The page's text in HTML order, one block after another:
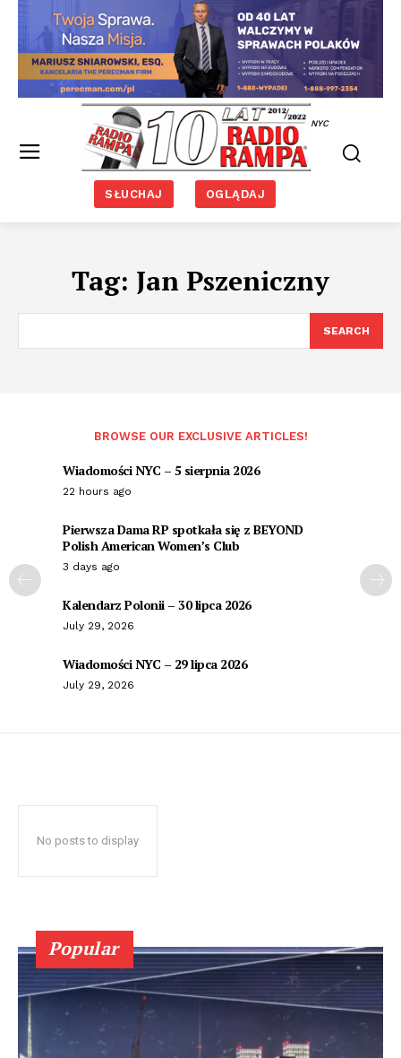
NYC
SŁUCHAJ OGLĄDAJ
Tag: Jan Pszeniczny
SEARCH
BROWSE OUR EXCLUSIVE ARTICLES!
Wiadomości NYC – 5 sierpnia 2026
22 hours ago
Pierwsza Dama RP spotkała się z BEYOND
Polish American Women’s Club
3 days ago
Kalendarz Polonii – 30 lipca 2026
July 29, 2026
Wiadomości NYC – 29 lipca 2026
July 29, 2026
No posts to display
Popular